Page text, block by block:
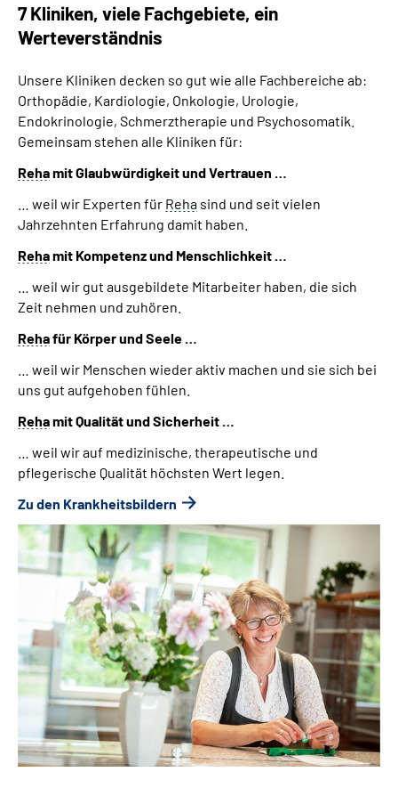
Krankheiten der Haut
Krankheiten des Herz-Kreislaufsystems
Orthopädie
Krankheiten des Nervensystems
Krankheiten des Urogenitalsystems
Krankheiten des Verdauungssystems
Ödemkrankheiten
Onkologische Krankheiten / Krebserkrankungen
Psychische und/oder psychosomatische
Krankheiten
Stoffwechselkrankheiten
7 Kliniken, viele Fachgebiete, ein
Werteverständnis
Unsere Kliniken decken so gut wie alle Fachbereiche ab:
Orthopädie, Kardiologie, Onkologie, Urologie,
Endokrinologie, Schmerztherapie und Psychosomatik.
Gemeinsam stehen alle Kliniken für:
Rehamit Glaubwürdigkeit und Vertrauen …
… weil wir Experten für Reha sind und seit vielen
Jahrzehnten Erfahrung damit haben.
Rehamit Kompetenz und Menschlichkeit …
… weil wir gut ausgebildete Mitarbeiter haben, die sich
Zeit nehmen und zuhören.
Rehafür Körper und Seele …
… weil wir Menschen wieder aktiv machen und sie sich bei
uns gut aufgehoben fühlen.
Rehamit Qualität und Sicherheit …
… weil wir auf medizinische, therapeutische und
pflegerische Qualität höchsten Wert legen.
Zu den Krankheitsbildern